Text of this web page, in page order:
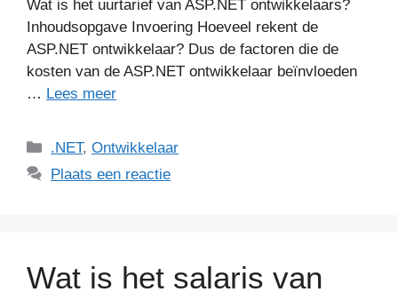
Wat is het uurtarief van ASP.NET ontwikkelaars?
Inhoudsopgave Invoering Hoeveel rekent de
ASP.NET ontwikkelaar? Dus de factoren die de
kosten van de ASP.NET ontwikkelaar beïnvloeden
… Lees meer
Categorieën
.NET,Ontwikkelaar
Plaats een reactie
Wat is het salaris van